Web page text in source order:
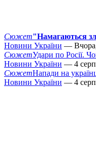
Сюжет"Намагаються
Новини України —
СюжетУдари по Росії.
Новини України — 4
СюжетНапади на
Новини України — 4